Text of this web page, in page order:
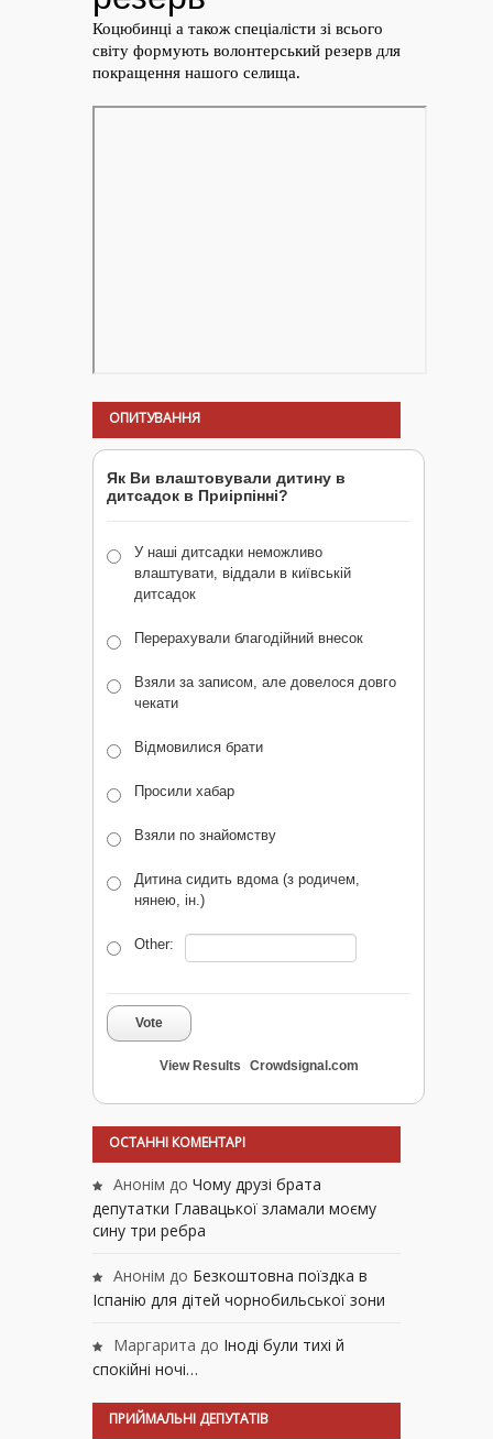
ОПИТУВАННЯ
Як Ви влаштовували дитину в
дитсадок в Приірпінні?
У наші дитсадки неможливо
влаштувати, віддали в київській
дитсадок
Перерахували благодійний внесок
Взяли за записом, але довелося довго
чекати
Відмовилися брати
Просили хабар
Взяли по знайомству
Дитина сидить вдома (з родичем,
нянею, ін.)
Other:
Vote
View Results Crowdsignal.com
ОСТАННІ КОМЕНТАРІ
Анонім до Чому друзі брата
депутатки Главацької зламали моєму
сину три ребра
Анонім до Безкоштовна поїздка в
Іспанію для дітей чорнобильської зони
Маргарита до Іноді були тихі й
спокійні ночі…
ПРИЙМАЛЬНІ ДЕПУТАТІВ